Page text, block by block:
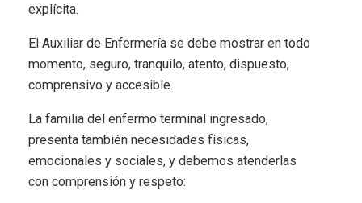
explícita.
El Auxiliar de Enfermería se debe mostrar en todo
momento, seguro, tranquilo, atento, dispuesto,
comprensivo y accesible.
La familia del enfermo terminal ingresado,
presenta también necesidades físicas,
emocionales y sociales, y debemos atenderlas
con comprensión y respeto: